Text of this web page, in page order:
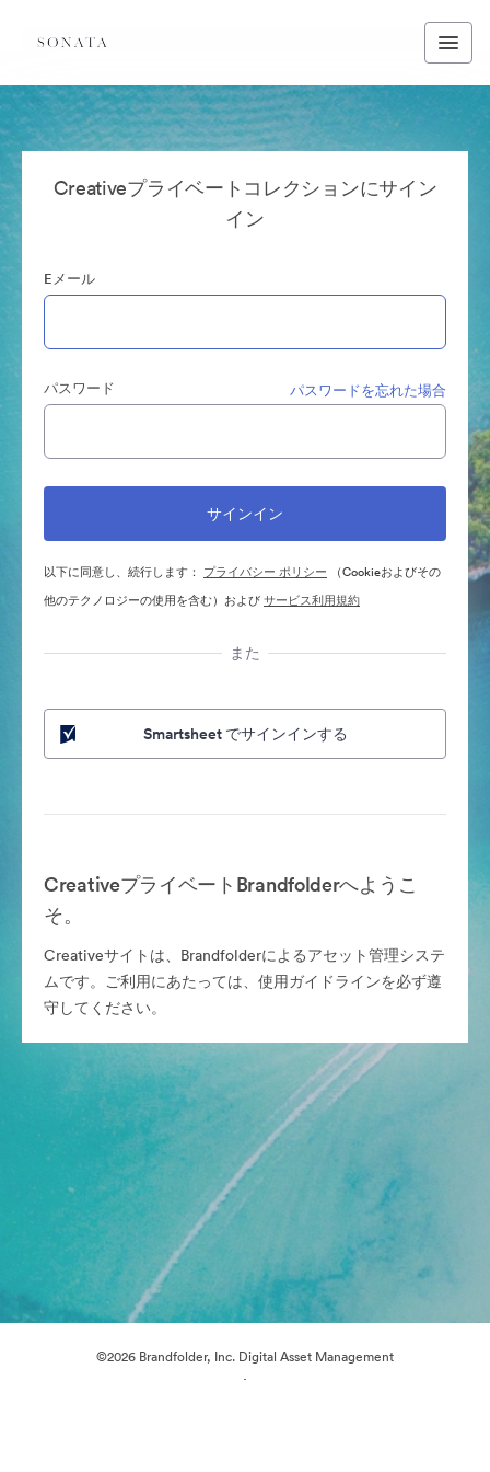
Creativeプライベートコレクションにサイン
イン
Eメール
パスワード パスワードを忘れた場合
以下に同意し、続行します： プライバシー ポリシー （Cookieおよびその
他のテクノロジーの使用を含む）およびサービス利用規約
また
Smartsheet でサインインする
CreativeプライベートBrandfolderへようこ
そ。
Creativeサイトは、Brandfolderによるアセット管理システ
ムです。ご利用にあたっては、使用ガイドラインを必ず遵
守してください。
©2026 Brandfolder, Inc. Digital Asset Management
·